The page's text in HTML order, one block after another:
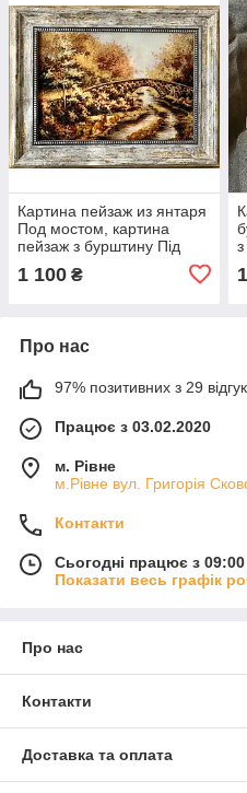
Картина пейзаж из янтаря
Под мостом, картина
пейзаж з бурштину Під
1 100 ₴
Про нас
97% позитивних з 29
Працює з 03.02.2020
м. Рівне
м.Рівне вул. Григорія
Контакти
Сьогодні працює з
Показати весь графік
Про нас
Контакти
Доставка та оплата